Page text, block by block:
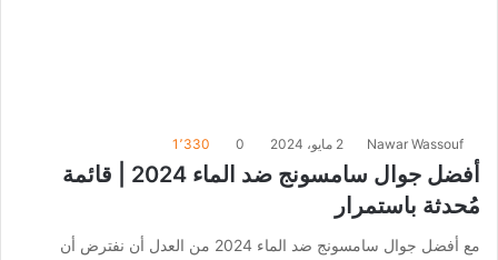
Nawar Wassouf 2 مايو، 2024 0 1٬330
أفضل جوال سامسونج ضد الماء 2024 | قائمة
مُحدثة باستمرار
مع أفضل جوال سامسونج ضد الماء 2024 من العدل أن نفترض أن